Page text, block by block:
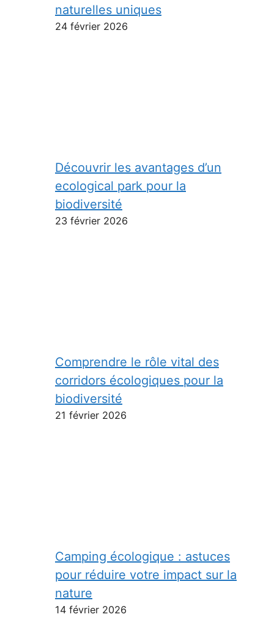
naturelles uniques
24 février 2026
Découvrir les avantages d’un
ecological park pour la
biodiversité
23 février 2026
Comprendre le rôle vital des
corridors écologiques pour la
biodiversité
21 février 2026
Camping écologique : astuces
pour réduire votre impact sur la
nature
14 février 2026